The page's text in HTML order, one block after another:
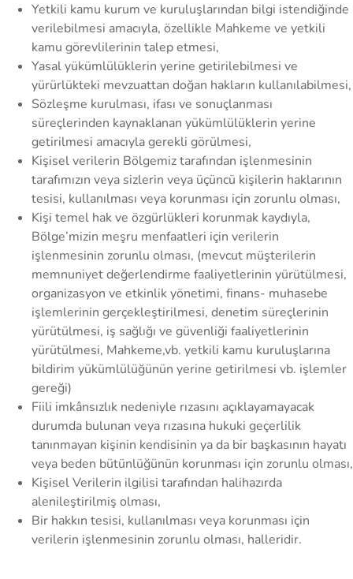
Yetkili kamu kurum ve kuruluşlarından bilgi istendiğinde
verilebilmesi amacıyla, özellikle Mahkeme ve yetkili
kamu görevlilerinin talep etmesi,
Yasal yükümlülüklerin yerine getirilebilmesi ve
yürürlükteki mevzuattan doğan hakların kullanılabilmesi,
Sözleşme kurulması, ifası ve sonuçlanması
süreçlerinden kaynaklanan yükümlülüklerin yerine
getirilmesi amacıyla gerekli görülmesi,
Kişisel verilerin Bölgemiz tarafından işlenmesinin
tarafımızın veya sizlerin veya üçüncü kişilerin haklarının
tesisi, kullanılması veya korunması için zorunlu olması,
Kişi temel hak ve özgürlükleri korunmak kaydıyla,
Bölge’mizin meşru menfaatleri için verilerin
işlenmesinin zorunlu olması, (mevcut müşterilerin
memnuniyet değerlendirme faaliyetlerinin yürütülmesi,
organizasyon ve etkinlik yönetimi, finans- muhasebe
işlemlerinin gerçekleştirilmesi, denetim süreçlerinin
yürütülmesi, iş sağlığı ve güvenliği faaliyetlerinin
yürütülmesi, Mahkeme,vb. yetkili kamu kuruluşlarına
bildirim yükümlülüğünün yerine getirilmesi vb. işlemler
gereği)
Fiili imkânsızlık nedeniyle rızasını açıklayamayacak
durumda bulunan veya rızasına hukuki geçerlilik
tanınmayan kişinin kendisinin ya da bir başkasının hayatı
veya beden bütünlüğünün korunması için zorunlu olması,
Kişisel Verilerin ilgilisi tarafından halihazırda
alenileştirilmiş olması,
Bir hakkın tesisi, kullanılması veya korunması için
verilerin işlenmesinin zorunlu olması, halleridir.